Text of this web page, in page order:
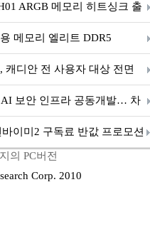
ARGB 메모리 히트싱크 출
메모리 엘리트 DDR5
디안 전 사용자 대상 전면
보안 인프라 공동개발… 차
이미2 구독료 반값 프로모션
의 PC버전
Corp. 2010